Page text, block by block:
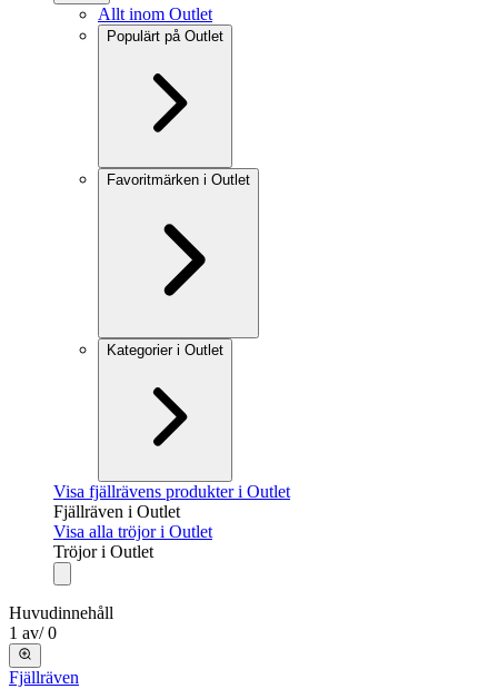
Allt inom Outlet
Populärt på Outlet
Favoritmärken i Outlet
Kategorier i Outlet
Visa fjällrävens produkter i Outlet
Fjällräven i Outlet
Visa alla tröjor i Outlet
Tröjor i Outlet
Huvudinnehåll
1 av/ 0
Fjällräven